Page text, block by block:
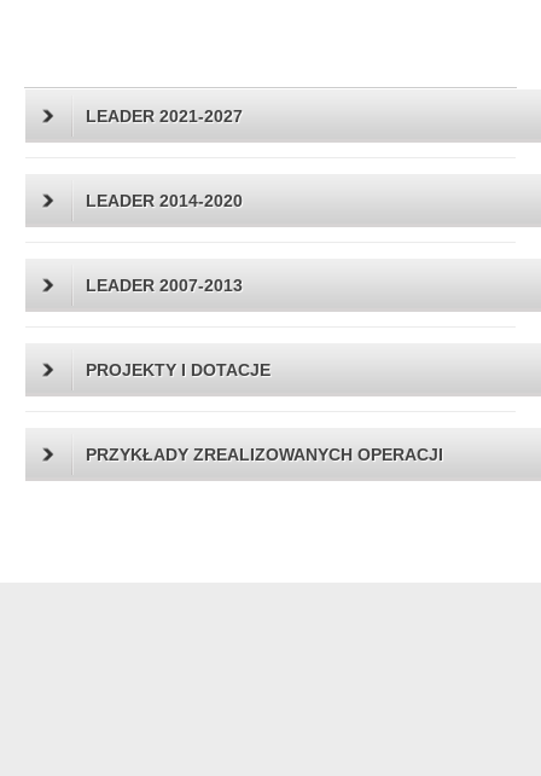
LEADER 2021-2027
LEADER 2014-2020
LEADER 2007-2013
PROJEKTY I DOTACJE
PRZYKŁADY ZREALIZOWANYCH OPERACJI